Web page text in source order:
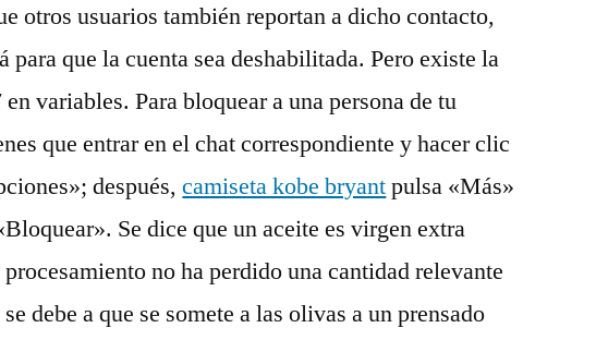
otros usuarios también reportan a dicho contacto,
para que la cuenta sea deshabilitada. Pero existe la
variables. Para bloquear a una persona de tu
que entrar en el chat correspondiente y hacer clic
después,camiseta kobe bryantpulsa «Más»
Se dice que un aceite es virgen extra
no ha perdido una cantidad relevante
debe a que se somete a las olivas a un prensado